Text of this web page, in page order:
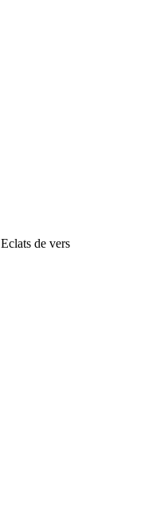
Eclats de vers